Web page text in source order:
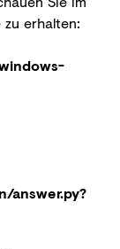
zu erhalten:
answer.py?